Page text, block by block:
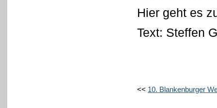
Hier geht es
Text: Steffen
<< 10. Blankenburger